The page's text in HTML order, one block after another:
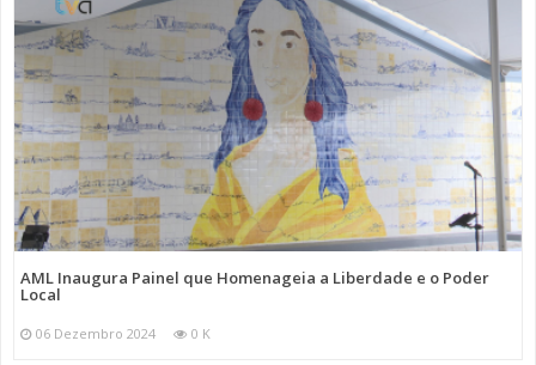
AML Inaugura Painel que Homenageia a Liberdade e o Poder
Local
06 Dezembro 2024 0 K